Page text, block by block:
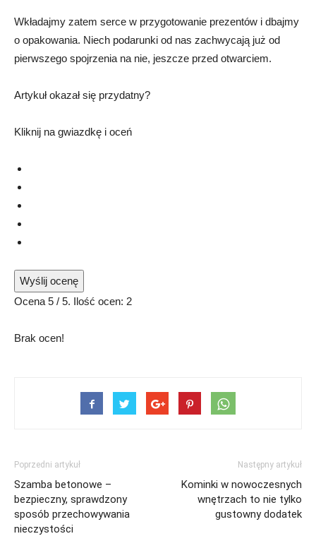
Wkładajmy zatem serce w przygotowanie prezentów i dbajmy
o opakowania. Niech podarunki od nas zachwycają już od
pierwszego spojrzenia na nie, jeszcze przed otwarciem.
Artykuł okazał się przydatny?
Kliknij na gwiazdkę i oceń
Wyślij ocenę
Ocena 5 / 5. Ilość ocen: 2
Brak ocen!
Poprzedni artykuł
Szamba betonowe –
bezpieczny, sprawdzony
sposób przechowywania
nieczystości
Następny artykuł
Kominki w nowoczesnych
wnętrzach to nie tylko
gustowny dodatek